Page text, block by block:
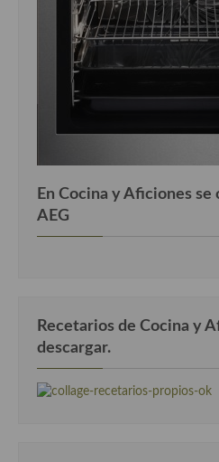
En Cocina y Aficiones
AEG
Recetarios de Cocina y
descargar.